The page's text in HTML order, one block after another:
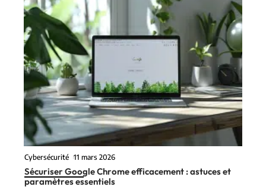
Cybersécurité 11 mars 2026
Sécuriser Google Chrome efficacement : astuces et
paramètres essentiels